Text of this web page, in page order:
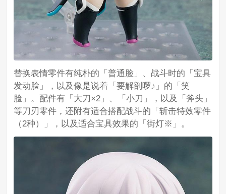
替换表情零件有纯朴的「普通脸」、战斗时的「宝具
发动脸」，以及像是说着「要解剖啰♪」的「笑
脸」。配件有「大刀×2」、「小刀」，以及「斧头」
等刀刃零件，还附有适合搭配战斗的「斩击特效零件
（2种）」，以及适合宝具效果的「街灯※」。